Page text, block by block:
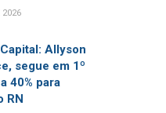
2026
Allyson
segue em 1º
40% para
RN